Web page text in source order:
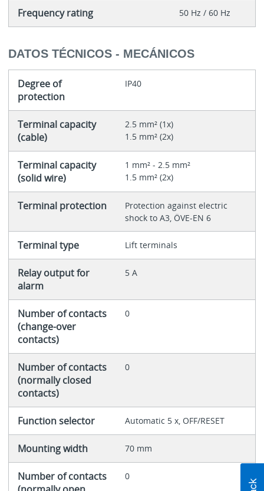
Frequency rating 50 Hz / 60 Hz
DATOS TÉCNICOS - MECÁNICOS
Degree of
protection
IP40
Terminal capacity
(cable)
2.5 mm² (1x)
1.5 mm² (2x)
Terminal capacity
(solid wire)
1 mm² - 2.5 mm²
1.5 mm² (2x)
Terminal protection
Protection against electric
shock to A3, ÖVE-EN 6
Terminal type Lift terminals
Relay output for
alarm
5 A
Number of contacts
(change-over
contacts)
0
Number of contacts
(normally closed
contacts)
0
Function selector Automatic 5 x, OFF/RESET
Mounting width 70 mm
Number of contacts
0